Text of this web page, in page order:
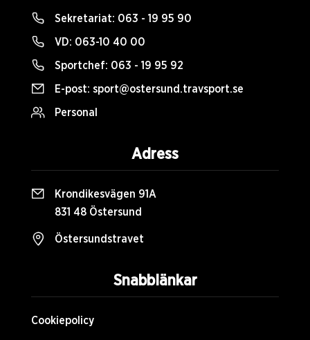
Snabblänkar
Cookiepolicy
Sekretariat: 063 - 19 95 90
VD: 063-10 40 00
Sportchef: 063 - 19 95 92
E-post: sport@ostersund.travsport.se
Personal
Adress
Krondikesvägen 91A
831 48 Östersund
Östersundstravet